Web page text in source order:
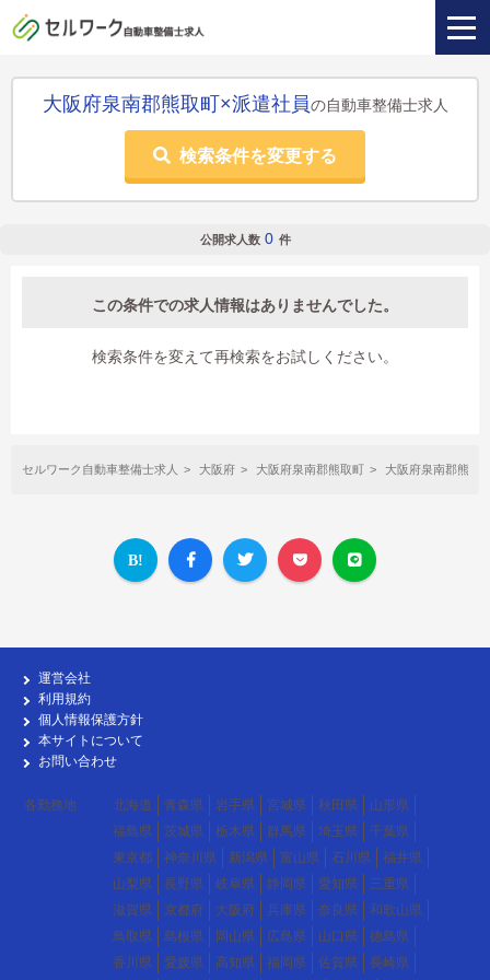
大阪府泉南郡熊取町×派遣社員の自動車整備士求人
検索条件を変更する
公開求人数 0 件
この条件での求人情報はありませんでした。
検索条件を変えて再検索をお試しください。
セルワーク自動車整備士求人 大阪府 大阪府泉南郡熊取町 大阪府泉南郡熊取
運営会社
利用規約
個人情報保護方針
本サイトについて
お問い合わせ
各勤務地 北海道 青森県 岩手県 宮城県 秋田県
山形県
福島県
茨城県 栃木県 群馬県 埼玉県
千葉県
東京都
神奈川県 新潟県 富山県 石川県
福井県
山梨県
長野県 岐阜県 静岡県 愛知県
三重県
滋賀県
京都府 大阪府 兵庫県 奈良県
和歌山県
鳥取県
島根県 岡山県 広島県 山口県
徳島県
香川県
愛媛県 高知県 福岡県 佐賀県 長崎県